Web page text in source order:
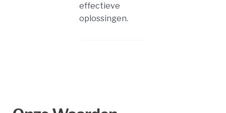
effectieve
oplossingen.